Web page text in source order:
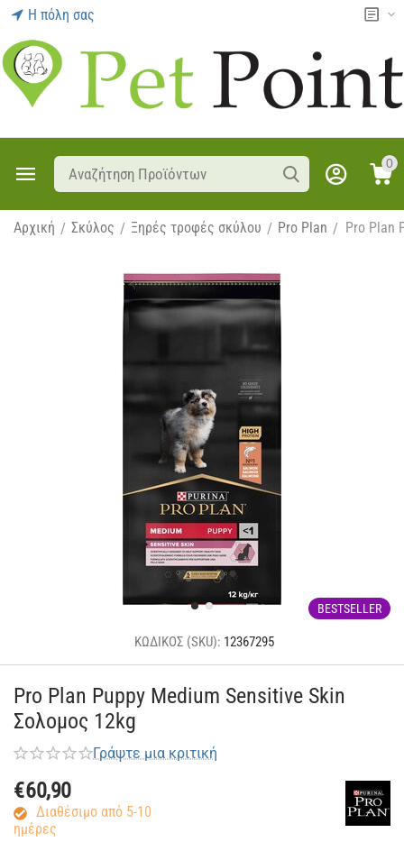
Η πόλη σας
0
Αρχική / Σκύλος / Ξηρές τροφές σκύλου / Pro Plan / Pro Plan
BESTSELLER
ΚΩΔΙΚΟΣ (SKU): 12367295
Pro Plan Puppy Medium Sensitive Skin
Σολομος 12kg
Γράψτε μια κριτική
€60,90
Διαθέσιμο από 5-10
ημέρες